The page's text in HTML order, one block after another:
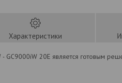
Характеристики
GC9000iW 20E является готовым